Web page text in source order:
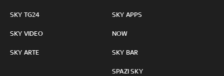
SKY TG24
SKY VIDEO
SKY ARTE
SKY APPS
NOW
SKY BAR
SPAZI SKY